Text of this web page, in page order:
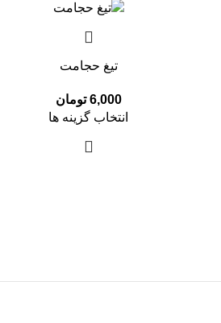
تیغ حجامت
6,000 تومان
انتخاب گزینه ها